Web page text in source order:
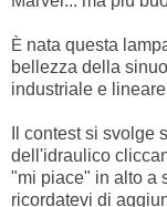
È nata questa
bellezza della
industriale e
Il contest si svolge
dell'idraulico
"mi piace" in alto a
ricordatevi di